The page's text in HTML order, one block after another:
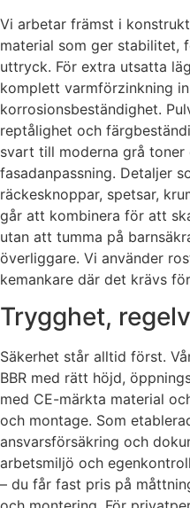
Vi arbetar främst i
material som ger stabilitet,
uttryck. För extra utsatta
komplett varmförzinkning
korrosionsbeständighet.
reptålighet och
svart till moderna grå
fasadanpassning. Detaljer
räckesknoppar, spetsar,
går att kombinera för att
utan att tumma på
överliggare. Vi använder
kemankare där det krävs
Trygghet,
Säkerhet står alltid först.
BBR med rätt höjd,
med CE-märkta material
och montage. Som
ansvarsförsäkring och
arbetsmiljö och
– du får fast pris på